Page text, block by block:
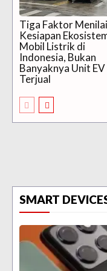
Tiga Faktor Menilai
Kesiapan
Mobil Listrik di
Indonesia, Bukan
Banyaknya Unit EV
Terjual
SMART